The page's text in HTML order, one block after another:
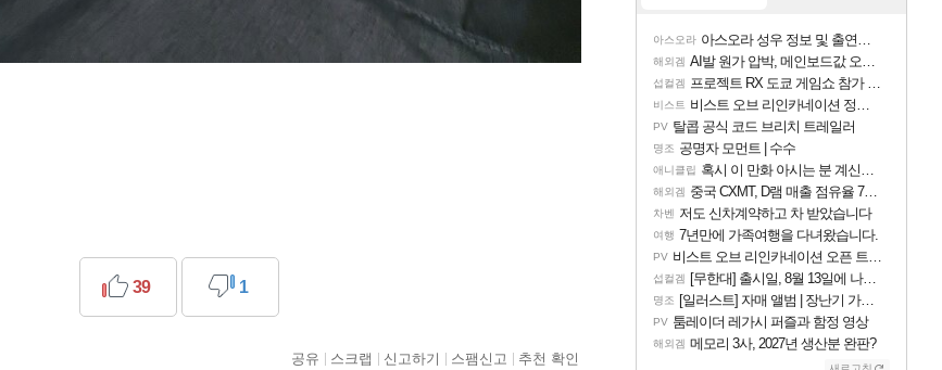
39 1
공유 스크랩 신고하기 스팸신고 추천 확인
아스오라 아스오라 성우 정보 및 출연작 모음
해외겜 AI발 원가 압박, 메인보드값 오르나
섭컬겜 프로젝트 RX 도쿄 게임쇼 참가 결정
비스트 비스트 오브 리인카네이션 정보/공략글 모음
PV 탈콥 공식 코드 브리치 트레일러
명조 공명자 모먼트 | 수수
애니클립 혹시 이 만화 아시는 분 계신가요
해외겜 중국 CXMT, D램 매출 점유율 7%…글로벌 4위로 부상
차벤 저도 신차계약하고 차 받았습니다
여행 7년만에 가족여행을 다녀왔습니다.
PV 비스트 오브 리인카네이션 오픈 트레일러
섭컬겜 [무한대] 출시일, 8월 13일에 나오나
명조 [일러스트] 자매 앨범 | 장난기 가득한 오후의 공원 (리메이크판)
PV 툼레이더 레가시 퍼즐과 함정 영상
해외겜 메모리 3사, 2027년 생산분 완판?